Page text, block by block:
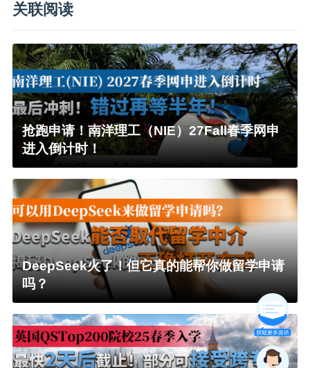
关联阅读
抢跑申请！南洋理工（NIE）27Fall春季网申
进入倒计时！
DeepSeek火了！但它真的能帮你做留学申请
吗？